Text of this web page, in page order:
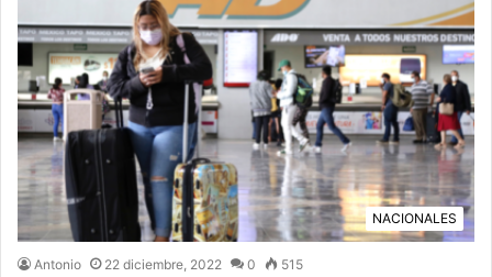
NACIONALES
Antonio 22 diciembre, 2022 0 515